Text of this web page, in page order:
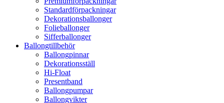
Standard­­förpackningar
Dekorations­ballonger
Folie­­­ballonger
Siffer­­ballonger
Ballong­tillbehör
Ballongpinnar
Dekorationsställ
Hi-Float
Presentband
Ballongpumpar
Ballong­vikter